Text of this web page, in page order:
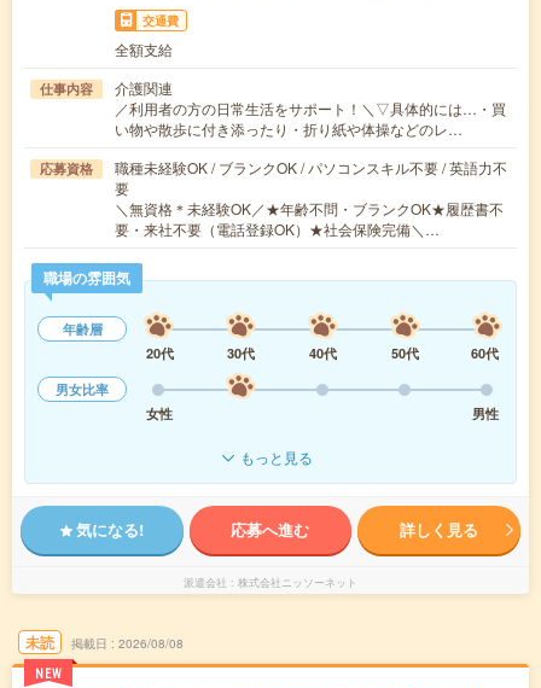
交通費
全額支給
仕事内容
介護関連
／利用者の方の日常生活をサポート！＼▽具体的には…・買
い物や散歩に付き添ったり・折り紙や体操などのレ…
応募資格
職種未経験OK / ブランクOK / パソコンスキル不要 / 英語力不
要
＼無資格＊未経験OK／★年齢不問・ブランクOK★履歴書不
要・来社不要（電話登録OK）★社会保険完備＼…
職場の雰囲気
年齢層
20代
30代 40代 50代
60代
男女比率
女性
男性
もっと見る
気になる! 応募へ進む 詳しく見る
派遣会社 株式会社ニッソーネット
未読
NEW
掲載日 2026/08/08